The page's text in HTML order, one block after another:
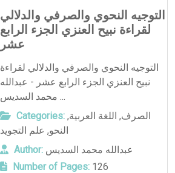
التوجيه النحوي والصرفي والدلالي
لقراءة نبيح العنزي الجزء الرابع
عشر
التوجيه النحوي والصرفي والدلالي لقراءة
نبيح العنزي الجزء الرابع عشر - عبدالله
محمد السديس ...
Categories:
الصرف, اللغة العربية,
النحو, علم التجويد
Author: عبدالله محمد السديس
Number of Pages:126